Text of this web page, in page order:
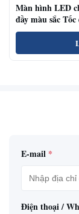
Màn hình LED
đầy màu sắc
rộng
E-mail *
Điện thoại /